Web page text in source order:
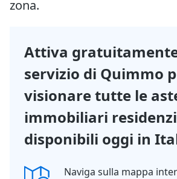
zona.
Attiva
servizio di Quimmo
visionare tutte le
immobiliari
disponibili oggi in
Naviga sulla mappa